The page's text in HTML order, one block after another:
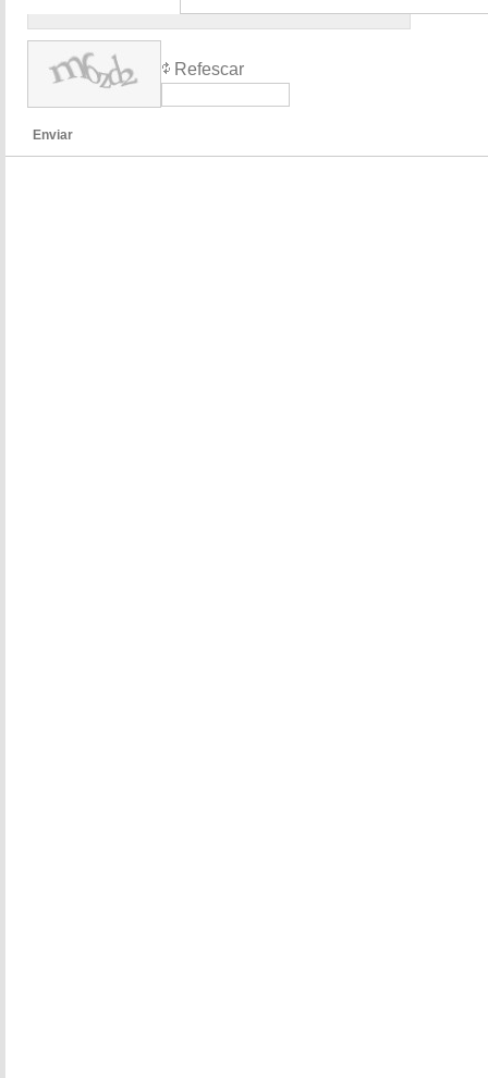
Refescar
Enviar